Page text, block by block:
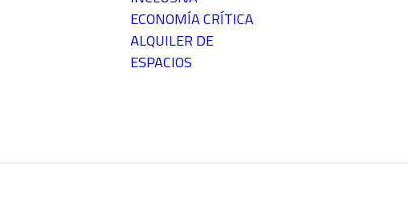
ECONOMÍA CRÍTICA
ALQUILER DE
ESPACIOS